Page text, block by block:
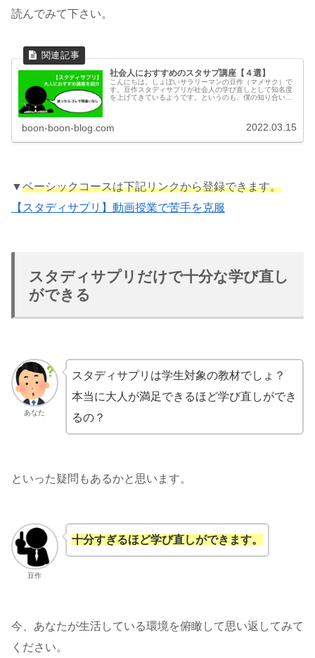
読んでみて下さい。
社会人におすすめのスタサプ講座【４選】
こんにちは。しょぼいサラリーマンの豆作（マメサク）で
す。豆作スタディサプリが社会人の学び直しとして知名度
を上げてきているようです。というのも、僕の知り合いが
boon-boon-blog.com 2022.03.15
▼ベーシックコースは下記リンクから登録できます。
【スタディサプリ】動画授業で苦手を克服
スタディサプリだけで十分な学び直し
ができる
あなた
スタディサプリは学生対象の教材でしょ？
本当に大人が満足できるほど学び直しができ
るの？
といった疑問もあるかと思います。
豆作
十分すぎるほど学び直しができます。
今、あなたが生活している環境を俯瞰して思い返してみて
ください。